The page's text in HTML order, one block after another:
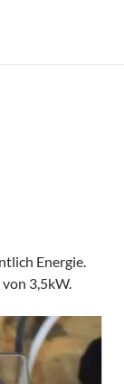
Energie.
3,5kW.